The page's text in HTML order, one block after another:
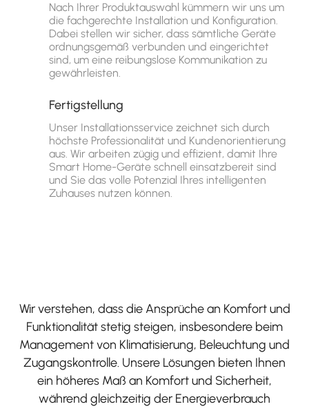
Nach Ihrer Produktauswahl kümmern wir uns um
die fachgerechte Installation und Konfiguration.
Dabei stellen wir sicher, dass sämtliche Geräte
ordnungsgemäß verbunden und eingerichtet
sind, um eine reibungslose Kommunikation zu
gewährleisten.
Fertigstellung
Unser Installationsservice zeichnet sich durch
höchste Professionalität und Kundenorientierung
aus. Wir arbeiten zügig und effizient, damit Ihre
Smart Home-Geräte schnell einsatzbereit sind
und Sie das volle Potenzial Ihres intelligenten
Zuhauses nutzen können.
Wir verstehen, dass die Ansprüche an Komfort und
Funktionalität stetig steigen, insbesondere beim
Management von Klimatisierung, Beleuchtung und
Zugangskontrolle. Unsere Lösungen bieten Ihnen
ein höheres Maß an Komfort und Sicherheit,
während gleichzeitig der Energieverbrauch